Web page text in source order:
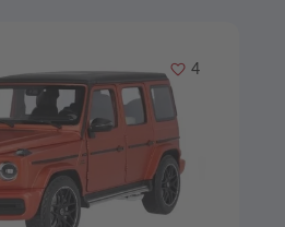
Merken
4